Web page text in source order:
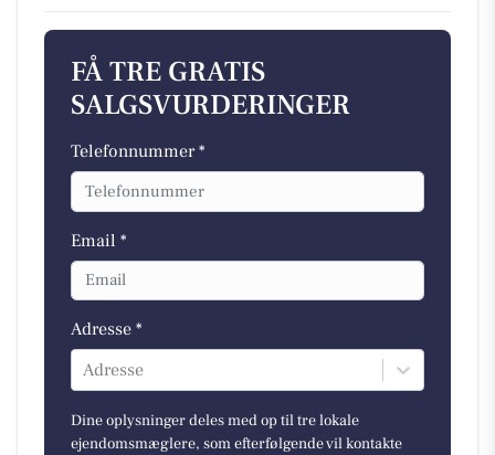
FÅ TRE GRATIS
SALGSVURDERINGER
Telefonnummer *
Email *
Adresse *
Adresse
Dine oplysninger deles med op til tre lokale
ejendomsmæglere, som efterfølgende vil kontakte